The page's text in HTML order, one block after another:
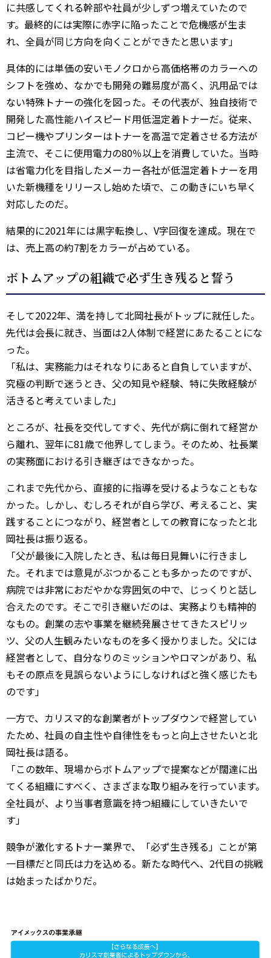
に共感してくれる幹部や社員が少しずつ増えていたので
す。最終的には実際に赤字に陥ったことで危機感が生ま
れ、全員が同じ方向を向くことができたと思います」
具体的には単価の安いモノクロから高価格帯のカラーへの
シフトを強め、なかでも開発の難易度が高く、汎用品では
ない特殊トナーの強化を図った。その代表が、独自技術で
開発した高性能ハイスピード用低温定着トナーだ。従来、
コピー機やプリンターはトナーを高温で定着させる方法が
主流で、そこに使用電力の80％以上を消費していた。当時
は省電力化を目指したメーカー各社が低温定着トナーを用
いた新機種をリリースし始めた頃で、この動きにいち早く
対応したのだ。
結果的に2021年には黒字転換し、V字回復を達成。現在で
は、売上高の約7割をカラーが占めている。
ボトムアップの組織で必ず生き残ると誓う
そして2022年、満を持して北岡社長がトップに就任した。
先代は会長に就き、当面は2人体制で経営にあたることにな
った。
「私は、実務能力はそれなりにあると自負していますが、
究極の判断で迷うとき、父の知見や経験、特に失敗経験が
活きると考えていました」
ところが、社長を交代してすぐ、先代が病に倒れて経営か
ら離れ、翌年に81歳で他界してしまう。そのため、社長業
の実務面における引き継ぎはできなかった。
これまで先代から、直接的に指導を受けるようなこともな
かった。しかし、むしろそれが自ら学び、考えること、実
践することにつながり、経営者としての教育になったと北
岡社長は振り返る。
「父が最後に入院したとき、私は毎日見舞いに行きまし
た。それまでは意見がぶつかることも多かったのですが、
病院では非常におだやかな雰囲気の中で、じっくりと話し
合えたのです。そこで引き継いだのは、実務よりも精神的
なもの。創業の志や事業を継続発展させてきたスピリッ
ツ、父の人生観みたいなものを多く授かりました。父には
経営者として、自分なりのミッションやロマンがあり、私
もその原点を見誤らないようにしなければと強く感じたも
のです」
一方で、カリスマ的な創業者がトップダウンで経営してい
たため、社員の自主性や自律性をもっと向上させたいと北
岡社長は語る。
「この数年、現場からボトムアップで提案などが闊達に出
てくる組織にすべく、さまざまな取り組みを行っています。
全社員が、より当事者意識を持つ組織にしていきたいで
す」
競争が激化するトナー業界で、「必ず生き残る」ことが第
一目標だと同氏は力を込める。新たな時代へ、2代目の挑戦
は始まったばかりだ。